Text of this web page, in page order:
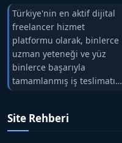
Türkiye'nin en aktif dijital
freelancer hizmet
platformu olarak, binlerce
uzman yeteneği ve yüz
binlerce başarıyla
tamamlanmış iş teslimatını
tek çatıda buluşturuyoruz.
arasındaki süreci risksiz
alışveriş sistemi ile koruyan
Site Rehberi